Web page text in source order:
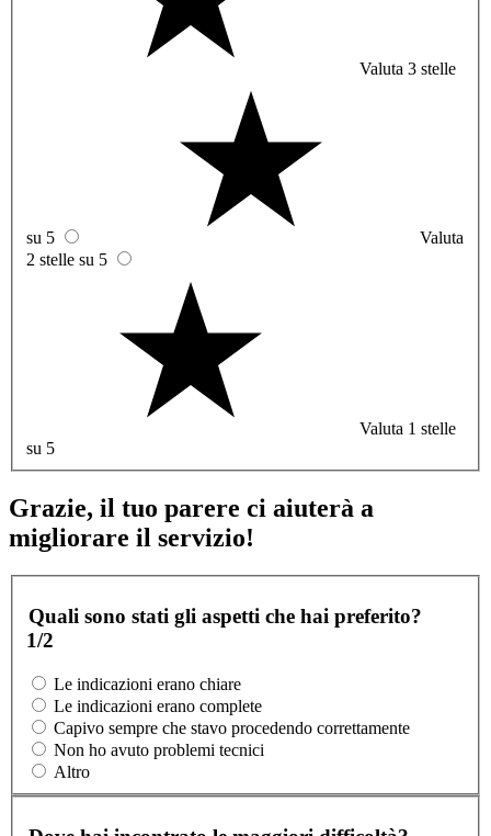
Valuta 3 stelle
su 5
Valuta
2 stelle su 5
Valuta 1 stelle
su 5
Grazie, il tuo parere ci aiuterà a
migliorare il servizio!
Quali sono stati gli aspetti che hai preferito?
1/2
Le indicazioni erano chiare
Le indicazioni erano complete
Capivo sempre che stavo procedendo correttamente
Non ho avuto problemi tecnici
Altro